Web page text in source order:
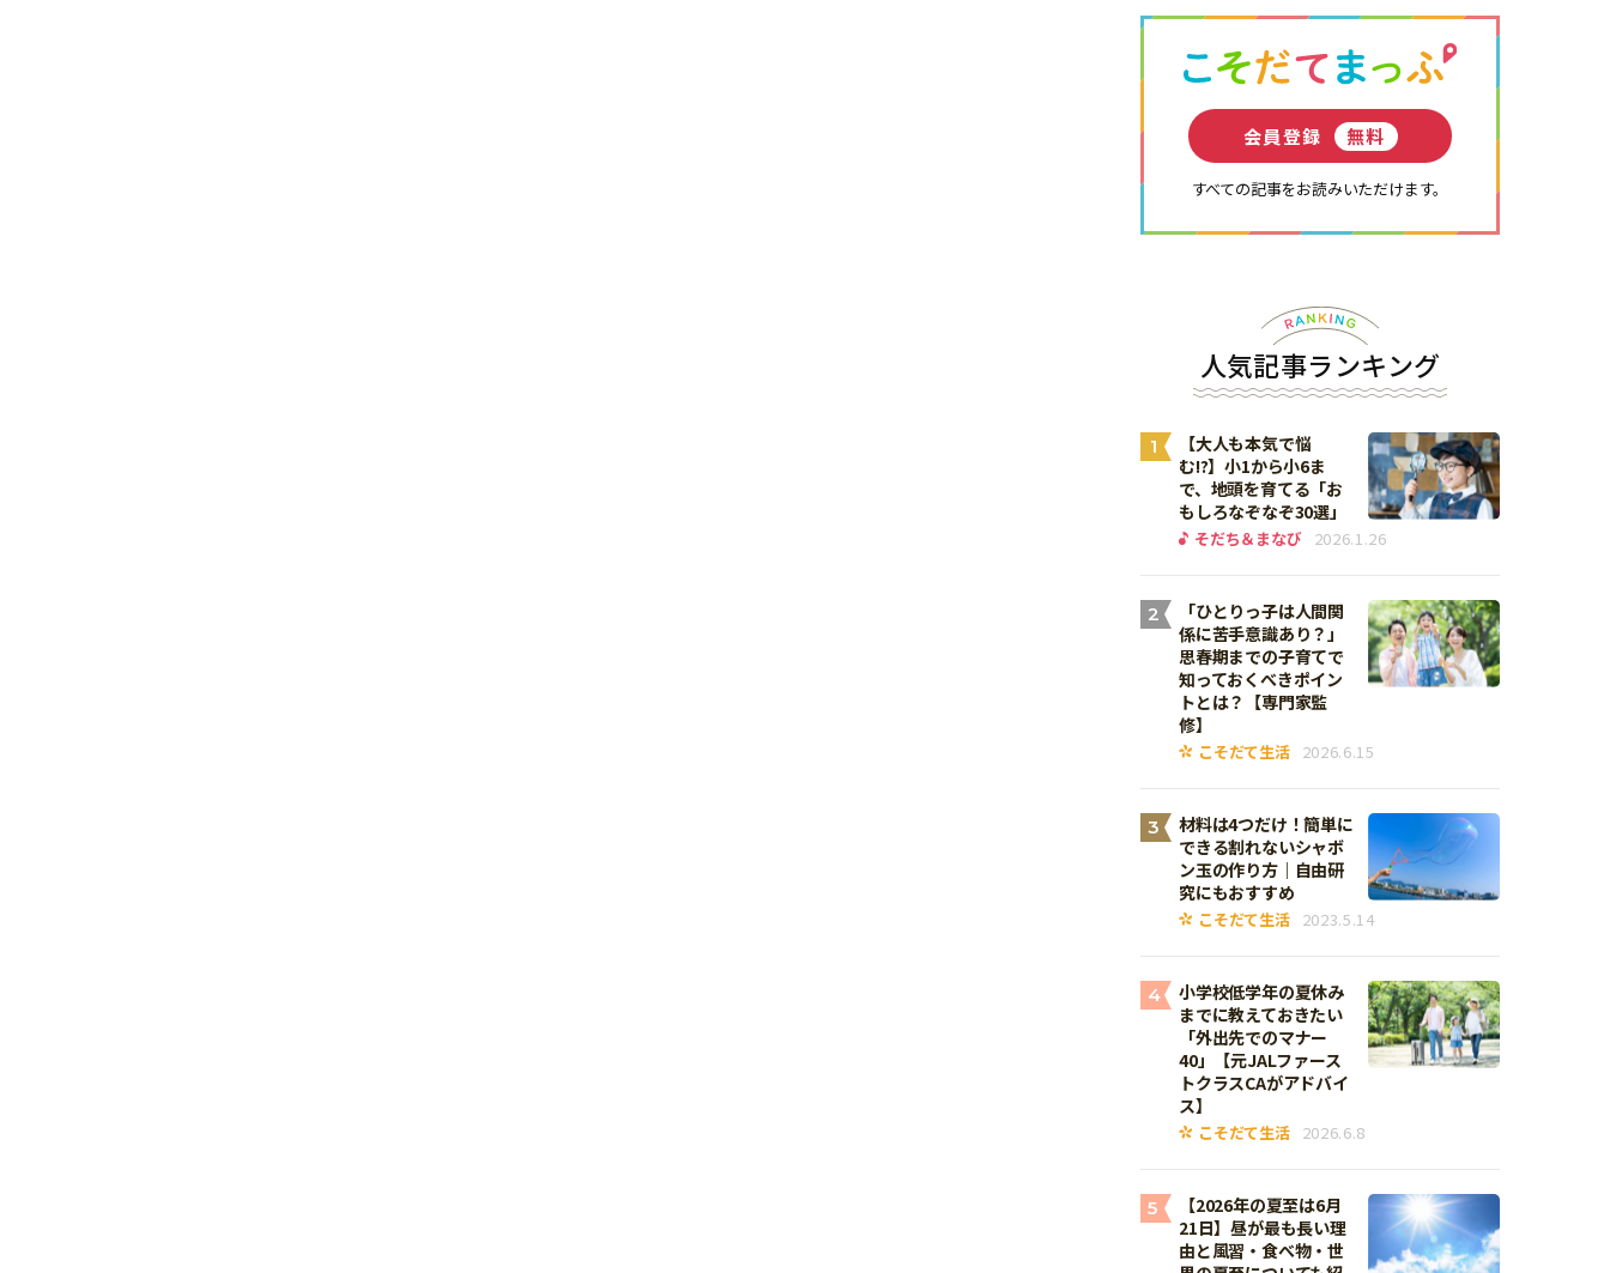
会員登録 無料
すべての記事をお読みいただけます。
人気記事ランキング
1
【大人も本気で悩
む!?】小1から小6ま
で、地頭を育てる「お
もしろなぞなぞ30選」
そだち＆まなび 2026.1.26
2
「ひとりっ子は人間関
係に苦手意識あり？」
思春期までの子育てで
知っておくべきポイン
トとは？【専門家監
修】
こそだて生活 2026.6.15
3
材料は4つだけ！簡単に
できる割れないシャボ
ン玉の作り方｜自由研
究にもおすすめ
こそだて生活 2023.5.14
4
小学校低学年の夏休み
までに教えておきたい
「外出先でのマナー
40」【元JALファース
トクラスCAがアドバイ
ス】
こそだて生活 2026.6.8
5
【2026年の夏至は6月
21日】昼が最も長い理
由と風習・食べ物・世